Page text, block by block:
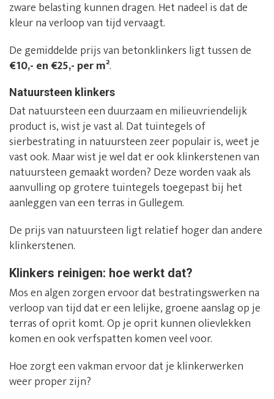
zware belasting kunnen dragen. Het nadeel is dat de
kleur na verloop van tijd vervaagt.
De gemiddelde prijs van betonklinkers ligt tussen de
€10,- en €25,- per m².
Natuursteen klinkers
Dat natuursteen een duurzaam en milieuvriendelijk
product is, wist je vast al. Dat tuintegels of
sierbestrating in natuursteen zeer populair is, weet je
vast ook. Maar wist je wel dat er ook klinkerstenen van
natuursteen gemaakt worden? Deze worden vaak als
aanvulling op grotere tuintegels toegepast bij het
aanleggen van een terras in Gullegem.
De prijs van natuursteen ligt relatief hoger dan andere
klinkerstenen.
Klinkers reinigen: hoe werkt dat?
Mos en algen zorgen ervoor dat bestratingswerken na
verloop van tijd dat er een lelijke, groene aanslag op je
terras of oprit komt. Op je oprit kunnen olievlekken
komen en ook verfspatten komen veel voor.
Hoe zorgt een vakman ervoor dat je klinkerwerken
weer proper zijn?